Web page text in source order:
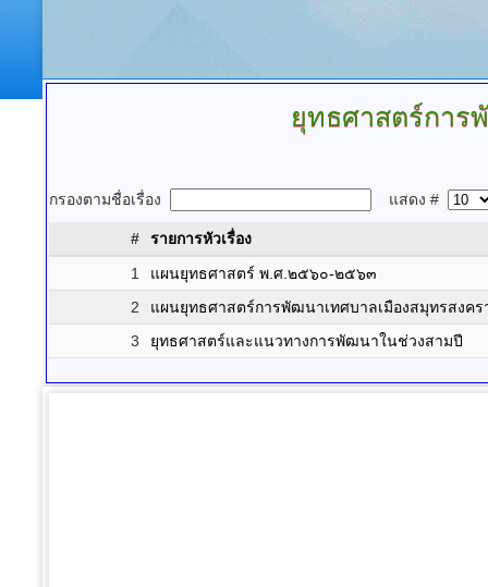
ยุทธศาสตร์การ
กรองตามชื่อเรื่อง แสดง #
#
รายการหัวเรื่อง
1
แผนยุทธศาสตร์ พ.ศ.๒๕๖๐-๒๕๖๓
2
แผนยุทธศาสตร์การพัฒนาเทศบาลเมืองสมุทรสง
3
ยุทธศาสตร์และแนวทางการพัฒนาในช่วงสามปี